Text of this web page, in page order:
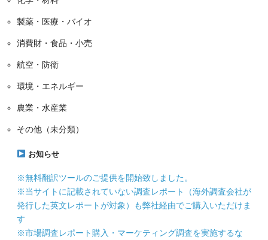
製薬・医療・バイオ
消費財・食品・小売
航空・防衛
環境・エネルギー
農業・水産業
その他（未分類）
お知らせ
※無料翻訳ツールのご提供を開始致しました。
※当サイトに記載されていない調査レポート（海外調査会社が
発行した英文レポートが対象）も弊社経由でご購入いただけま
す
※市場調査レポート購入・マーケティング調査を実施するな